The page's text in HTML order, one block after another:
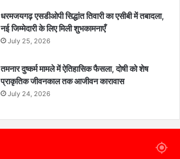
धरमजयगढ़ एसडीओपी सिद्धांत तिवारी का एसीबी में तबादला,
नई जिम्मेदारी के लिए मिली शुभकामनाएँ
July 25, 2026
तमनार दुष्कर्म मामले में ऐतिहासिक फैसला, दोषी को शेष
प्राकृतिक जीवनकाल तक आजीवन कारावास
July 24, 2026